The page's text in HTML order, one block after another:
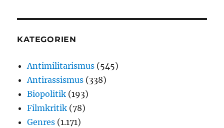
KATEGORIEN
Antimilitarismus (545)
Antirassismus (338)
Biopolitik (193)
Filmkritik (78)
Genres (1.171)